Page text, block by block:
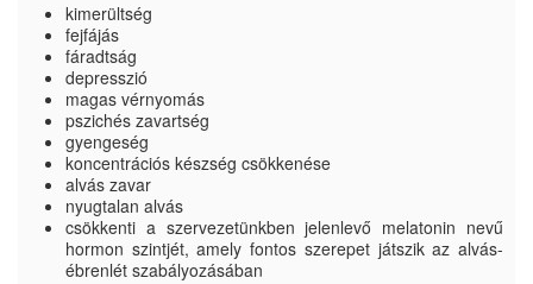
kimerültség
fejfájás
fáradtság
depresszió
magas vérnyomás
pszichés zavartség
gyengeség
koncentrációs készség csökkenése
alvás zavar
nyugtalan alvás
csökkenti a szervezetünkben jelenlevő melatonin nevű
hormon szintjét, amely fontos szerepet játszik az alvás-
ébrenlét szabályozásában